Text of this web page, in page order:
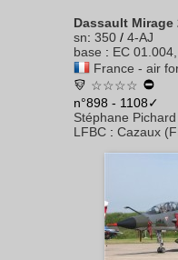
Dassault Mirage
sn: 350 / 4-AJ
base : EC
France - air
☆☆☆☆
n°898 - 1108✓
Stéphane Pichard
LFBC : Cazaux